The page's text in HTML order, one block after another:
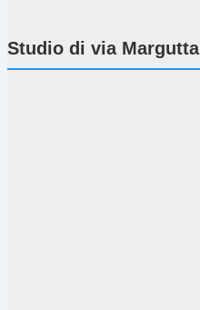
Studio di via Margutta